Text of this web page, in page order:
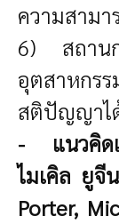
ความสาม
6) สถานก
อุตสาหกร
สติปัญญาไ
- แนวคิด
ไมเคิล ยูจี
Porter,